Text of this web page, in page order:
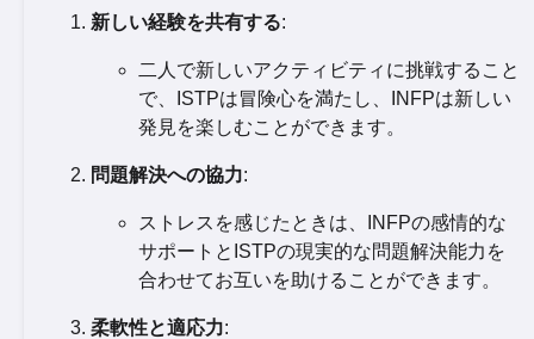
新しい経験を共有する:
二人で新しいアクティビティに挑戦すること
で、ISTPは冒険心を満たし、INFPは新しい
発見を楽しむことができます。
問題解決への協力:
ストレスを感じたときは、INFPの感情的な
サポートとISTPの現実的な問題解決能力を
合わせてお互いを助けることができます。
柔軟性と適応力: